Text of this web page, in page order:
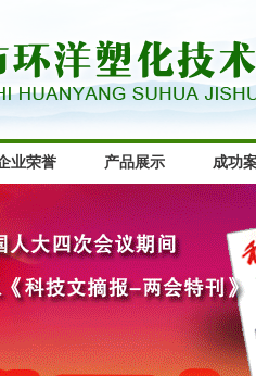
业荣誉 产品展示 成功